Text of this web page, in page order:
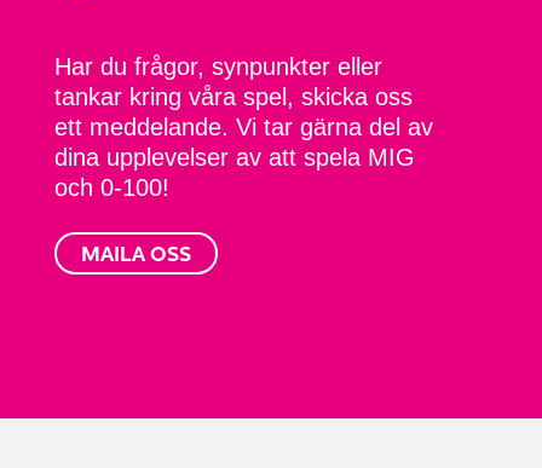
Har du frågor, synpunkter eller
tankar kring våra spel, skicka oss
ett meddelande. Vi tar gärna del av
dina upplevelser av att spela MIG
och 0-100!
MAILA OSS